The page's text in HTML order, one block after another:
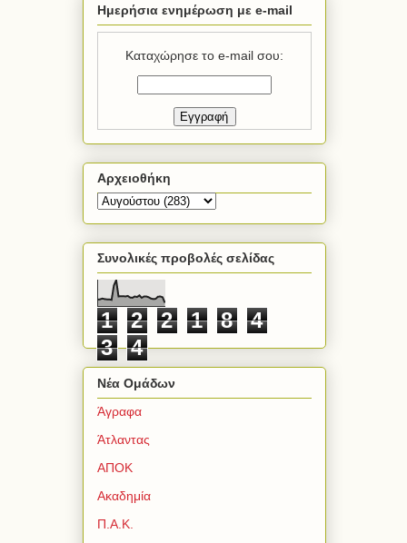
Ημερήσια ενημέρωση με e-mail
Καταχώρησε το e-mail σου:
Αρχειοθήκη
Συνολικές προβολές σελίδας
1 2 2 1 8
4
3
4
Νέα Ομάδων
Άγραφα
Άτλαντας
ΑΠΟΚ
Ακαδημία
Π.Α.Κ.